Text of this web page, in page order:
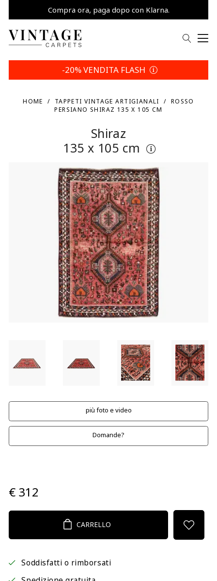
Risparmia 5% | Tua scelta
Compra ora, paga dopo con Klarna.
-20% VENDITA FLASH
HOME TAPPETI VINTAGE ARTIGIANALI
ROSSO
PERSIANO SHIRAZ 135 X 105 CM
Shiraz
135 x 105 cm
più foto e video
Domande?
€ 312
CARRELLO
Soddisfatti o rimborsati